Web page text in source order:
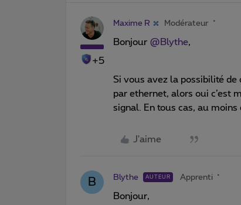
+5
Maxime R Modérateur
Bonjour ​ @Blythe,
Si vous avez la possibilité de
par ethernet, alors oui c’est
signal. En tous cas, au moins
J'aime
B Blythe AUTEUR Apprenti
Bonjour,